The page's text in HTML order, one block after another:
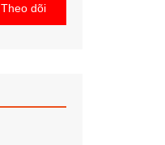
Theo dõi